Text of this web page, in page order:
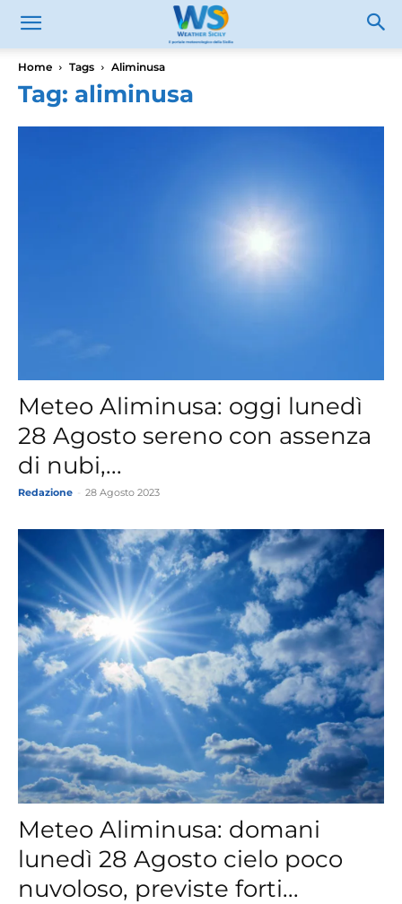
Home Tags Aliminusa
Tag: aliminusa
Meteo Aliminusa: oggi lunedì
28 Agosto sereno con assenza
di nubi,...
Redazione 28 Agosto 2023
Meteo Aliminusa: domani
lunedì 28 Agosto cielo poco
nuvoloso, previste forti...